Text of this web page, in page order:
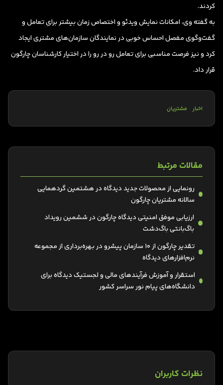
کردند.
به گفته وی، امکانات نمایش ویدئو و اختصاص زمان بیشتر برای تعامل و
گفت‌‌وگوی مفصل احساس خوبی در نمایندگان سازمان‌های مشتری ایجاد
کرد و نیز فرصت مناسبی برای تعامل رو در رو را در اختیار کارشناسان چارگون
قرار داد.
اخبار مشتریان
مقالات مرتبط
رونمایی از محصولات جدید دیدگاه در هشتمین گردهمایی
سالانه مشتریان چارگون
ارزیابی موفق امنیتی دیدگاه چارگون در ششمین رویداد
باگ‌بانتی باگ‌دشت
تقدیر چارگون از 10 سازمان‌ پیشرو در بهره‌برداری از مجموعه
نرم‌افزارهای دیدگاه
استقرار و آموزش فرآیندهای مالی و لجستیک دیدگاه برای
دانشگاه‌های پیام نور سراسر کشور
نظرات کاربران